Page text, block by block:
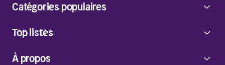
À propos
Catégories populaires
Top listes